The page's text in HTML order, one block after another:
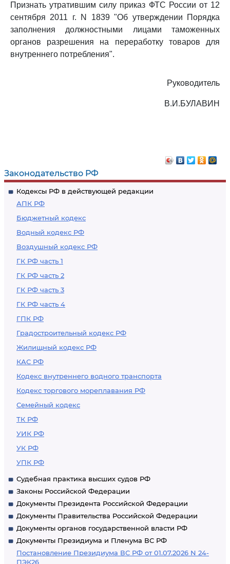
Законодательство РФ
Кодексы РФ в действующей редакции
АПК РФ
Бюджетный кодекс
Водный кодекс РФ
Воздушный кодекс РФ
ГК РФ часть 1
ГК РФ часть 2
ГК РФ часть 3
ГК РФ часть 4
ГПК РФ
Градостроительный кодекс РФ
Жилищный кодекс РФ
КАС РФ
Кодекс внутреннего водного транспорта
Кодекс торгового мореплавания РФ
Семейный кодекс
ТК РФ
УИК РФ
УК РФ
УПК РФ
Судебная практика высших судов РФ
Законы Российской Федерации
Документы Президента Российской Федерации
Документы Правительства Российской Федерации
Документы органов государственной власти РФ
Документы Президиума и Пленума ВС РФ
Постановление Президиума ВС РФ от 01.07.2026 N 24-
ПЭК26
Признать утратившим силу приказ ФТС России от 12
сентября 2011 г. N 1839 "Об утверждении Порядка
заполнения должностными лицами таможенных
органов разрешения на переработку товаров для
внутреннего потребления".
Руководитель
В.И.БУЛАВИН